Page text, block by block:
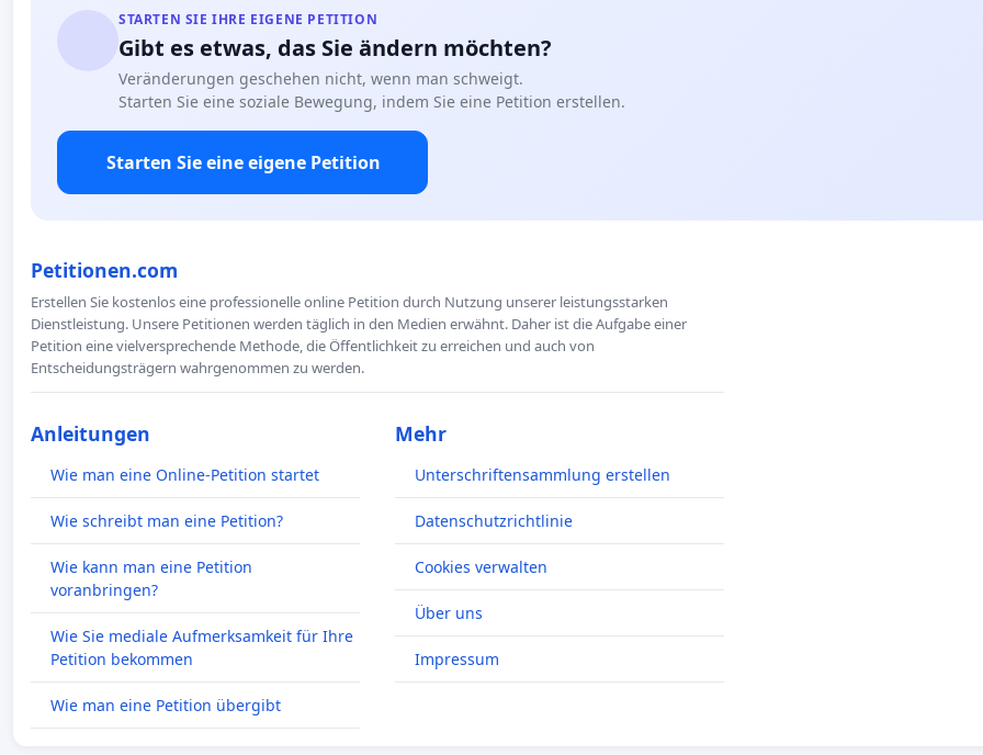
STARTEN SIE IHRE EIGENE PETITION
Gibt es etwas, das Sie ändern möchten?
Veränderungen geschehen nicht, wenn man schweigt.
Starten Sie eine soziale Bewegung, indem Sie eine Petition erstellen.
Starten Sie eine eigene Petition
Petitionen.com
Erstellen Sie kostenlos eine professionelle online Petition durch Nutzung unserer leistungsstarken
Dienstleistung. Unsere Petitionen werden täglich in den Medien erwähnt. Daher ist die Aufgabe einer
Petition eine vielversprechende Methode, die Öffentlichkeit zu erreichen und auch von
Entscheidungsträgern wahrgenommen zu werden.
Anleitungen
Wie man eine Online-Petition startet
Wie schreibt man eine Petition?
Wie kann man eine Petition
voranbringen?
Wie Sie mediale Aufmerksamkeit für Ihre
Petition bekommen
Wie man eine Petition übergibt
Mehr
Unterschriftensammlung erstellen
Datenschutzrichtlinie
Cookies verwalten
Über uns
Impressum